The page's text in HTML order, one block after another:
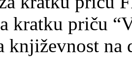
kratku priču
književnost na